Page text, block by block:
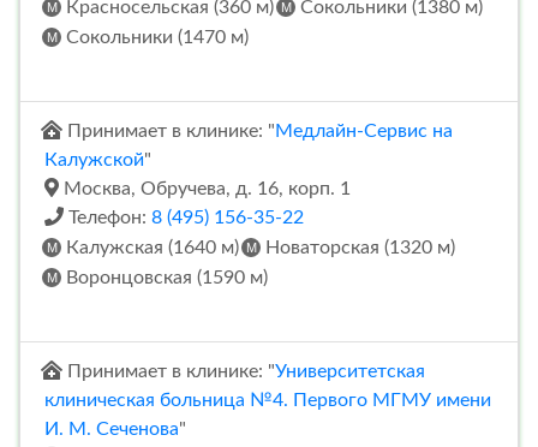
Красносельская (360 м)
Сокольники (1380 м)
Сокольники (1470 м)
Принимает в клинике: "Медлайн-Сервис на
Калужской"
Москва, Обручева, д. 16, корп. 1
Телефон: 8 (495) 156-35-22
Калужская (1640 м)
Новаторская (1320 м)
Воронцовская (1590 м)
Принимает в клинике: "Университетская
клиническая больница №4. Первого МГМУ имени
И. М. Сеченова"